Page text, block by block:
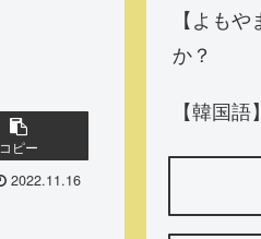
コピー
2022.11.16
【よも
か？
【韓国